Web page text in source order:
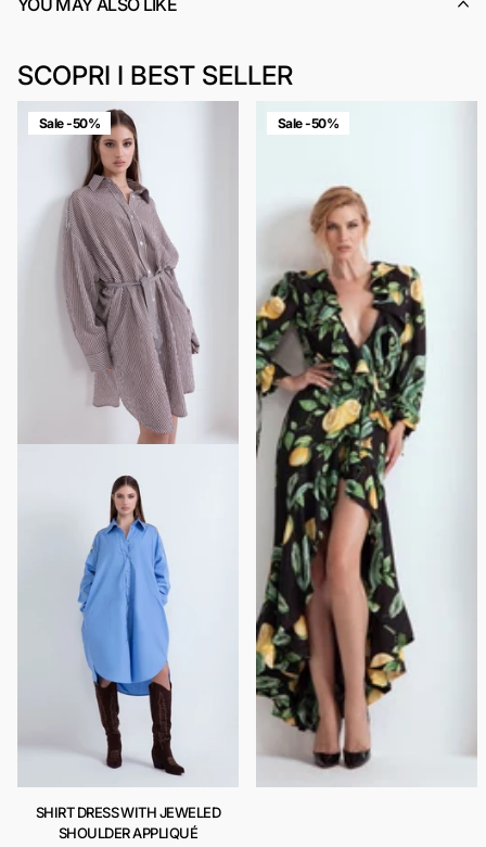
YOU MAY ALSO LIKE
SCOPRI I BEST SELLER
Sale -50%
SHIRT DRESS WITH JEWELED
SHOULDER APPLIQUÉ
Sale -50%